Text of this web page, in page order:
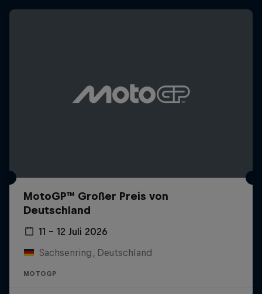
MotoGP™ Großer Preis von
Deutschland
11 – 12 Juli 2026
Sachsenring, Deutschland
MOTOGP